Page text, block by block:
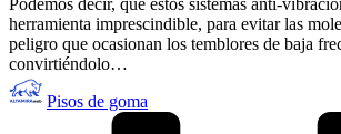
Podemos decir, que estos sistemas anti-
herramienta imprescindible, para evitar las
peligro que ocasionan los temblores de baja
convirtiéndolo…
Publicado
por
Pisos de goma